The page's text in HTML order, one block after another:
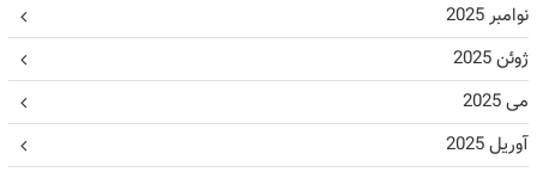
نوامبر 2025
ژوئن 2025
می 2025
آوریل 2025